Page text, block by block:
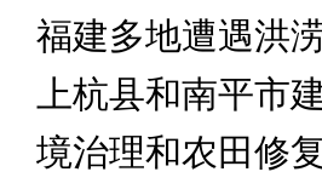
福建多地遭遇洪
上杭县和南平市
境治理和农田修